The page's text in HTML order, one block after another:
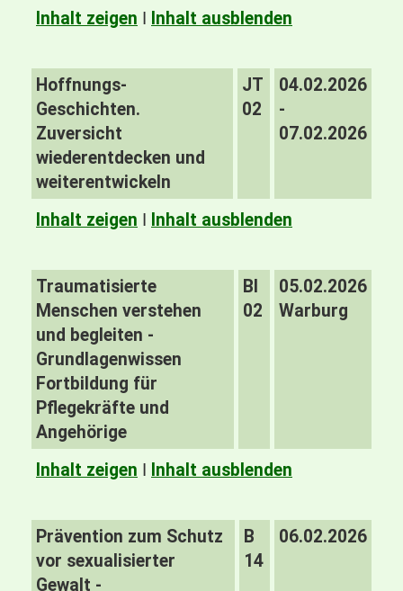
Inhalt zeigen I Inhalt ausblenden
Hoffnungs-
Geschichten.
Zuversicht
wiederentdecken und
weiterentwickeln
JT
02
04.02.2026
-
07.02.2026
Inhalt zeigen I Inhalt ausblenden
Traumatisierte
Menschen verstehen
und begleiten -
Grundlagenwissen
Fortbildung für
Pflegekräfte und
Angehörige
BI
02
05.02.2026
Warburg
Inhalt zeigen I Inhalt ausblenden
Prävention zum Schutz
vor sexualisierter
Gewalt -
B
14
06.02.2026